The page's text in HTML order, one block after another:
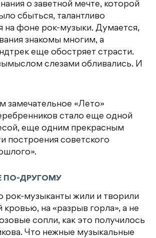
о заветной мечте, которой
сбыться, талантливо
на фоне рок-музыки. Думается,
знакомы многим, а
еще обостряет страсти.
слезами обливались. И
замечательное «Лето»
стало еще одной
еще одним прекрасным
построения советского
ПО-ДРУГОМУ
рок-музыканты жили и творили
на «разрыв горла», а не
сопли, как это получилось
Что нежные музыкальные